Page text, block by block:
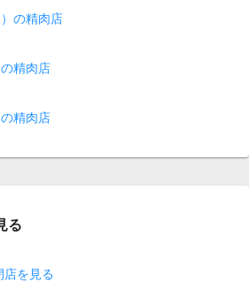
の精肉店
精肉店
精肉店
る
店を見る